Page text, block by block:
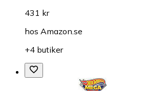
431 kr
hos Amazon.se
+4 butiker